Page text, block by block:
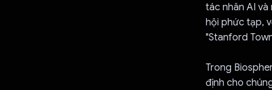
tác nhân AI
hội phức tạp,
"Stanford
Trong
định cho